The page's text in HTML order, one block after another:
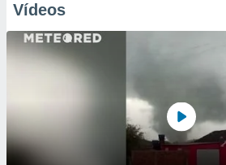
Vídeos